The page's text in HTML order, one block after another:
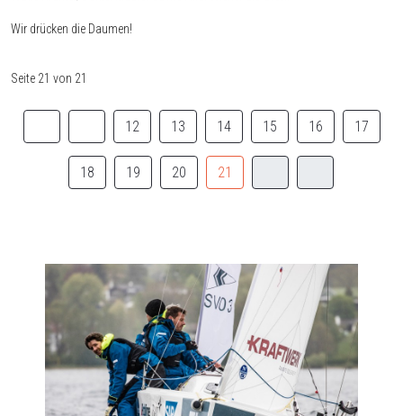
Wir drücken die Daumen!
Seite 21 von 21
12 13 14 15 16 17
18 19 20 21